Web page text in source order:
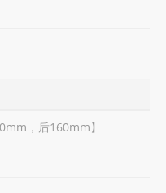
，后160mm】